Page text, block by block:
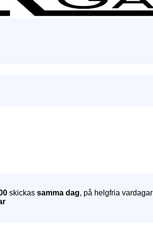
skickas samma dag, på helgfria vardagar